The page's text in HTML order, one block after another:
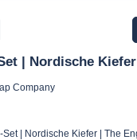
| Nordische Kiefer